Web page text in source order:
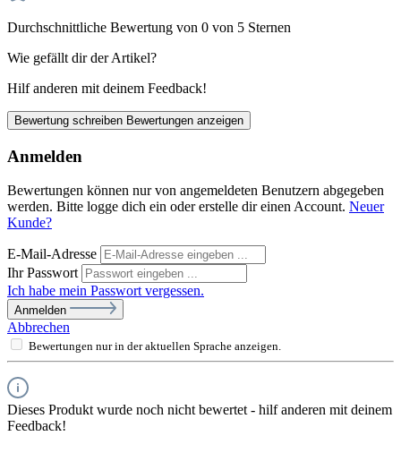
Durchschnittliche Bewertung von 0 von 5 Sternen
Wie gefällt dir der Artikel?
Hilf anderen mit deinem Feedback!
Bewertung schreiben Bewertungen anzeigen
Anmelden
Bewertungen können nur von angemeldeten Benutzern abgegeben
werden. Bitte logge dich ein oder erstelle dir einen Account. Neuer
Kunde?
E-Mail-Adresse
Ihr Passwort
Ich habe mein Passwort vergessen.
Anmelden
Abbrechen
Bewertungen nur in der aktuellen Sprache anzeigen.
Dieses Produkt wurde noch nicht bewertet - hilf anderen mit deinem
Feedback!